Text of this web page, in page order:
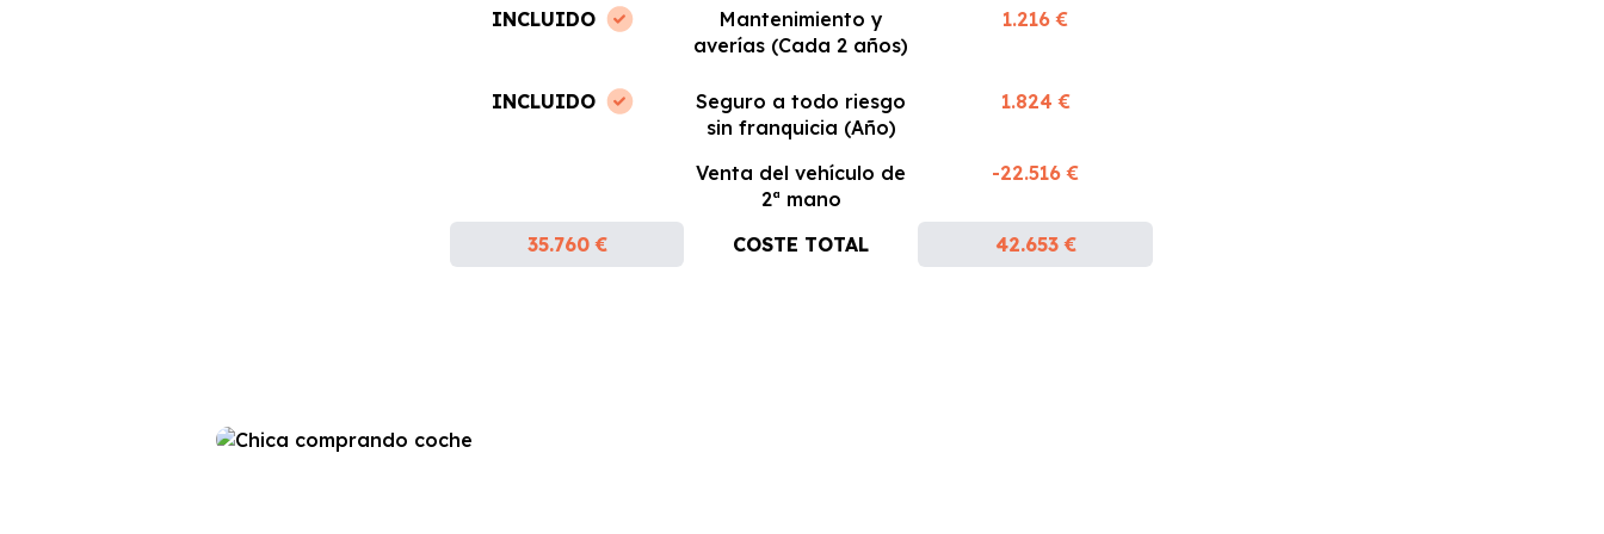
INCLUIDO
Mantenimiento y
averías (Cada 2 años)
1.216 €
INCLUIDO
Seguro a todo riesgo
sin franquicia (Año)
1.824 €
Venta del vehículo de
2ª mano
-22.516 €
35.760 € COSTE TOTAL 42.653 €